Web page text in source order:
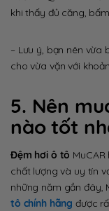
khi thấy đủ căng,
– Lưu ý, bạn nên vừa
cho vừa vặn với
5. Nên
nào tốt
Đệm hơi ô tô
chất lượng và uy tín
những năm gần đây,
tô chính hãng được